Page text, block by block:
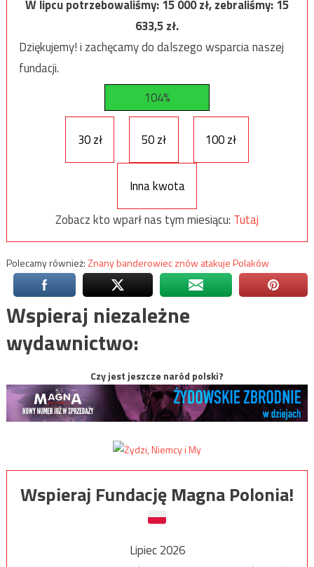
W lipcu potrzebowaliśmy:15 000zł, zebraliśmy:15
633,5zł.
Dziękujemy! i zachęcamy do dalszego wsparcia naszej
fundacji.
104%
30 zł 50 zł 100 zł
Inna kwota
Zobacz kto wparł nas tym miesiącu: Tutaj
Polecamy również:Znany banderowiec znów atakuje Polaków
Wspieraj niezależne
wydawnictwo:
Czy jest jeszcze naród polski?
Wspieraj Fundację Magna Polonia!
Lipiec 2026